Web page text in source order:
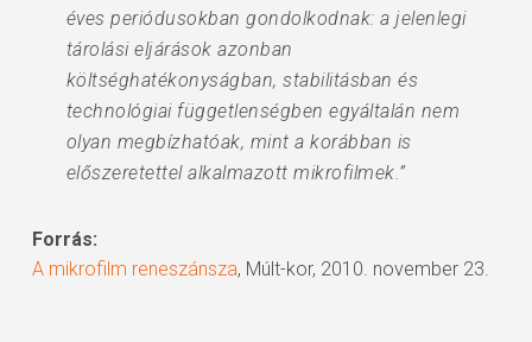
éves periódusokban gondolkodnak: a jelenlegi
tárolási eljárások azonban
költséghatékonyságban, stabilitásban és
technológiai függetlenségben egyáltalán nem
olyan megbízhatóak, mint a korábban is
előszeretettel alkalmazott mikrofilmek.”
Forrás:
A mikrofilm reneszánsza, Múlt-kor, 2010. november 23.